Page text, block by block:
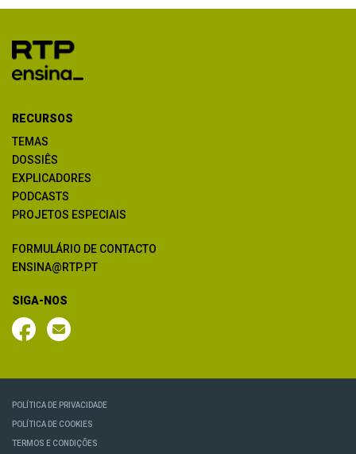
RECURSOS
TEMAS
DOSSIÊS
EXPLICADORES
PODCASTS
PROJETOS ESPECIAIS
FORMULÁRIO DE CONTACTO
ENSINA@RTP.PT
SIGA-NOS
POLÍTICA DE PRIVACIDADE
POLÍTICA DE COOKIES
TERMOS E CONDIÇÕES